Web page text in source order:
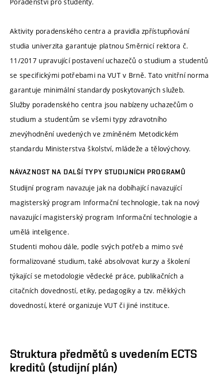
Aktivity poradenského centra a pravidla zpřístupňování
studia univerzita garantuje platnou Směrnicí rektora č.
11/2017 upravující postavení uchazečů o studium a studentů
se specifickými potřebami na VUT v Brně. Tato vnitřní norma
garantuje minimální standardy poskytovaných služeb.
Služby poradenského centra jsou nabízeny uchazečům o
studium a studentům se všemi typy zdravotního
znevýhodnění uvedených ve zmíněném Metodickém
standardu Ministerstva školství, mládeže a tělovýchovy.
NÁVAZNOST NA DALŠÍ TYPY STUDIJNÍCH PROGRAMŮ
Studijní program navazuje jak na dobíhající navazující
magisterský program Informační technologie, tak na nový
navazující magisterský program Informační technologie a
umělá inteligence.
Studenti mohou dále, podle svých potřeb a mimo své
formalizované studium, také absolvovat kurzy a školení
týkající se metodologie vědecké práce, publikačních a
citačních dovedností, etiky, pedagogiky a tzv. měkkých
dovedností, které organizuje VUT či jiné instituce.
Struktura předmětů s uvedením ECTS
kreditů (studijní plán)